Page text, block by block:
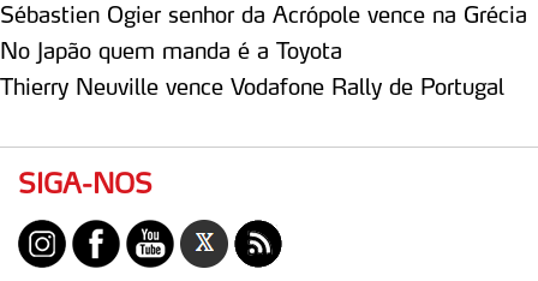
Sébastien Ogier senhor da Acrópole vence na Grécia
No Japão quem manda é a Toyota
Thierry Neuville vence Vodafone Rally de Portugal
SIGA-NOS